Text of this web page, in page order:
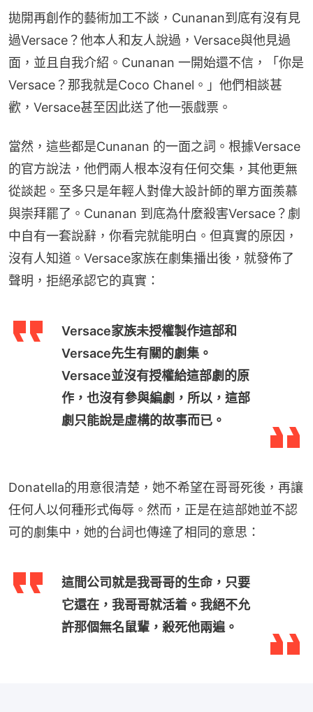
拋開再創作的藝術加工不談，Cunanan到底有沒有見
過Versace？他本人和友人說過，Versace與他見過
面，並且自我介紹。Cunanan 一開始還不信，「你是
Versace？那我就是Coco Chanel。」他們相談甚
歡，Versace甚至因此送了他一張戲票。
當然，這些都是Cunanan 的一面之詞。根據Versace
的官方說法，他們兩人根本沒有任何交集，其他更無
從談起。至多只是年輕人對偉大設計師的單方面羨慕
與崇拜罷了。Cunanan 到底為什麼殺害Versace？劇
中自有一套說辭，你看完就能明白。但真實的原因，
沒有人知道。Versace家族在劇集播出後，就發佈了
聲明，拒絕承認它的真實：
Versace家族未授權製作這部和
Versace先生有關的劇集。
Versace並沒有授權給這部劇的原
作，也沒有參與編劇，所以，這部
劇只能說是虛構的故事而已。
Donatella的用意很清楚，她不希望在哥哥死後，再讓
任何人以何種形式侮辱。然而，正是在這部她並不認
可的劇集中，她的台詞也傳達了相同的意思：
這間公司就是我哥哥的生命，只要
它還在，我哥哥就活着。我絕不允
許那個無名鼠輩，殺死他兩遍。